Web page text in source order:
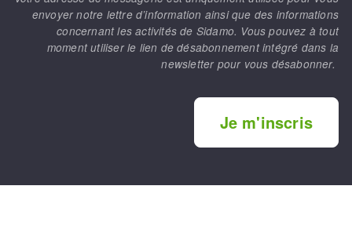
envoyer notre lettre d’information ainsi que des informations
concernant les activités de Sidamo. Vous pouvez à tout
moment utiliser le lien de désabonnement intégré dans la
newsletter pour vous désabonner.
Je m'inscris